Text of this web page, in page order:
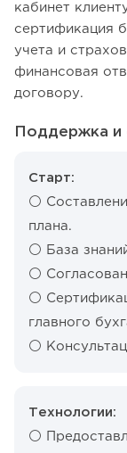
кабинет
сертификация
учета и
финансовая
договору.
Поддержка и
Старт:
⚪️
плана.
⚪️ База
⚪️
⚪️
главного
⚪️
Технологии:
⚪️